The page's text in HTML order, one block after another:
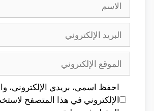
الإلكتروني
الإلكتروني
احفظ اسمي، بريدي الإلكتروني،
الإلكتروني في هذا المتصفح